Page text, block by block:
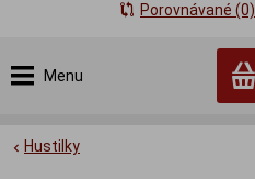
Menu
Porovnávané (0)
Hustilky